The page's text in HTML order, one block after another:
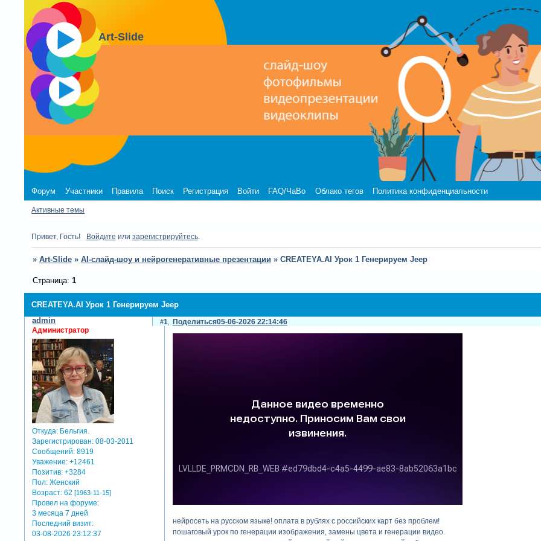
Art-Slide
Форум Участники Правила Поиск Регистрация Войти FAQ/ЧаВо Облако тегов Политика конфиденциальности
Активные темы
Привет, Гость! Войдите или зарегистрируйтесь.
» Art-Slide » AI-слайд-шоу и нейрогенеративные презентации » CREATEYA.AI Урок 1 Генерируем Jeep
CREATEYA.AI Урок 1 Генерируем Jeep
Страница: 1
Поделиться
1 05-06-2026 22:14:46
admin
Администратор
Откуда: Бельгия.
Зарегистрирован: 08-03-2011
Сообщений: 8919
Уважение: +12461
Позитив: +3284
Пол: Женский
Возраст: 62[1963-11-15]
Провел на форуме:
3 месяца 7 дней
Последний визит:
03-08-2026 23:12:37
нейросеть на русском языке! оплата в рублях с российских карт без проблем!
пошаговый урок по генерации изображения, замены цвета и генерации видео.